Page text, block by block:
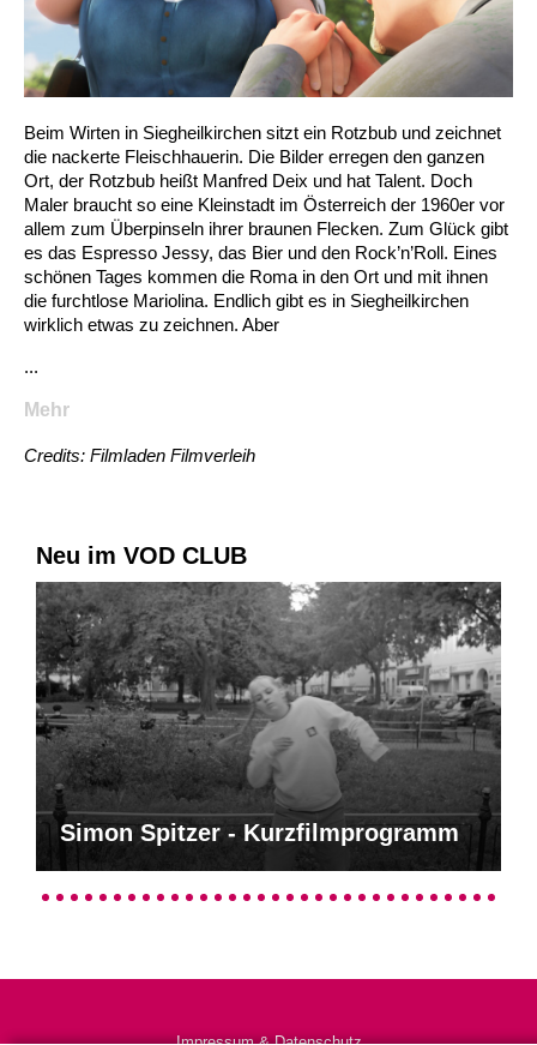
Beim Wirten in Siegheilkirchen sitzt ein Rotzbub und zeichnet
die nackerte Fleischhauerin. Die Bilder erregen den ganzen
Ort, der Rotzbub heißt Manfred Deix und hat Talent. Doch
Maler braucht so eine Kleinstadt im Österreich der 1960er vor
allem zum Überpinseln ihrer braunen Flecken. Zum Glück gibt
es das Espresso Jessy, das Bier und den Rock’n’Roll. Eines
schönen Tages kommen die Roma in den Ort und mit ihnen
die furchtlose Mariolina. Endlich gibt es in Siegheilkirchen
wirklich etwas zu zeichnen. Aber
...
Mehr
Credits: Filmladen Filmverleih
Neu im VOD CLUB
Simon Spitzer - Kurzfilmprogramm